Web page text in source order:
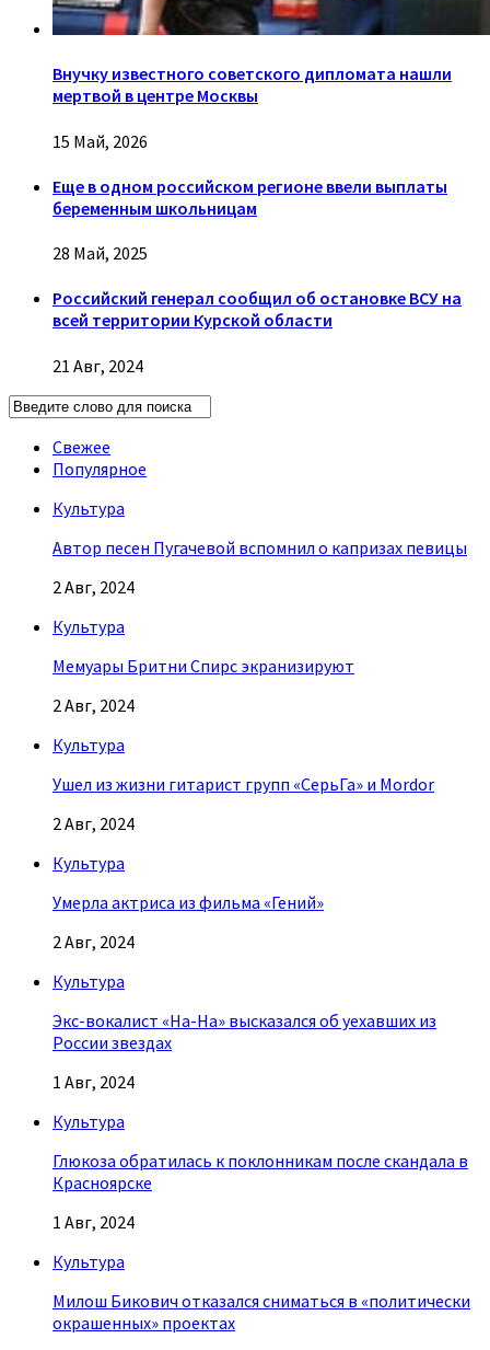
Внучку известного советского дипломата нашли
мертвой в центре Москвы
15 Май, 2026
Еще в одном российском регионе ввели выплаты
беременным школьницам
28 Май, 2025
Российский генерал сообщил об остановке ВСУ на
всей территории Курской области
21 Авг, 2024
Свежее
Популярное
Культура
Автор песен Пугачевой вспомнил о капризах певицы
2 Авг, 2024
Культура
Мемуары Бритни Спирс экранизируют
2 Авг, 2024
Культура
Ушел из жизни гитарист групп «СерьГа» и Mordor
2 Авг, 2024
Культура
Умерла актриса из фильма «Гений»
2 Авг, 2024
Культура
Экс-вокалист «На-На» высказался об уехавших из
России звездах
1 Авг, 2024
Культура
Глюкоза обратилась к поклонникам после скандала в
Красноярске
1 Авг, 2024
Культура
Милош Бикович отказался сниматься в «политически
окрашенных» проектах